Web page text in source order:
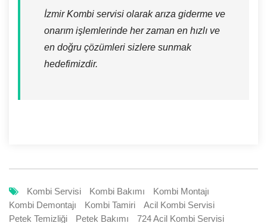
İzmir Kombi servisi olarak arıza giderme ve
onarım işlemlerinde her zaman en hızlı ve
en doğru çözümleri sizlere sunmak
hedefimizdir.
Kombi Servisi Kombi Bakımı
Kombi Montajı
Kombi Demontajı
Kombi Tamiri
Acil Kombi Servisi
Petek Temizliği
Petek Bakımı 724 Acil Kombi Servisi